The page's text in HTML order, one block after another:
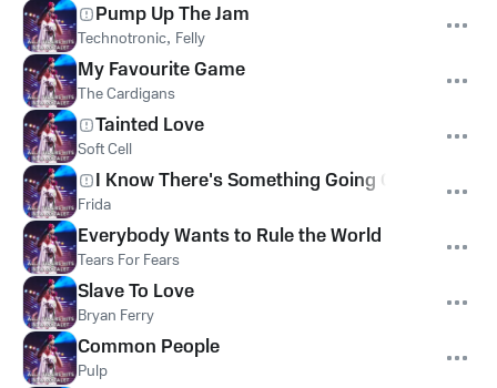
Pump Up The Jam
Technotronic, Felly
My Favourite Game
The Cardigans
Tainted Love
Soft Cell
I Know There's Something Going On
Frida
Everybody Wants to Rule the World
Tears For Fears
Slave To Love
Bryan Ferry
Common People
Pulp